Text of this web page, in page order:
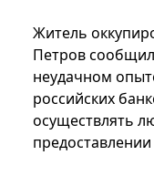
Житель
Петров
неудачном
российских
осуществлять